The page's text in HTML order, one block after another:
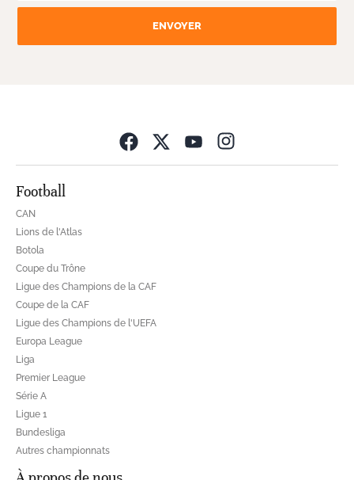
ENVOYER
Football
CAN
Lions de l'Atlas
Botola
Coupe du Trône
Ligue des Champions de la CAF
Coupe de la CAF
Ligue des Champions de l'UEFA
Europa League
Liga
Premier League
Série A
Ligue 1
Bundesliga
Autres championnats